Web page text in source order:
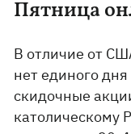
Пятница
В отличие от
нет единого
скидочные
католическому